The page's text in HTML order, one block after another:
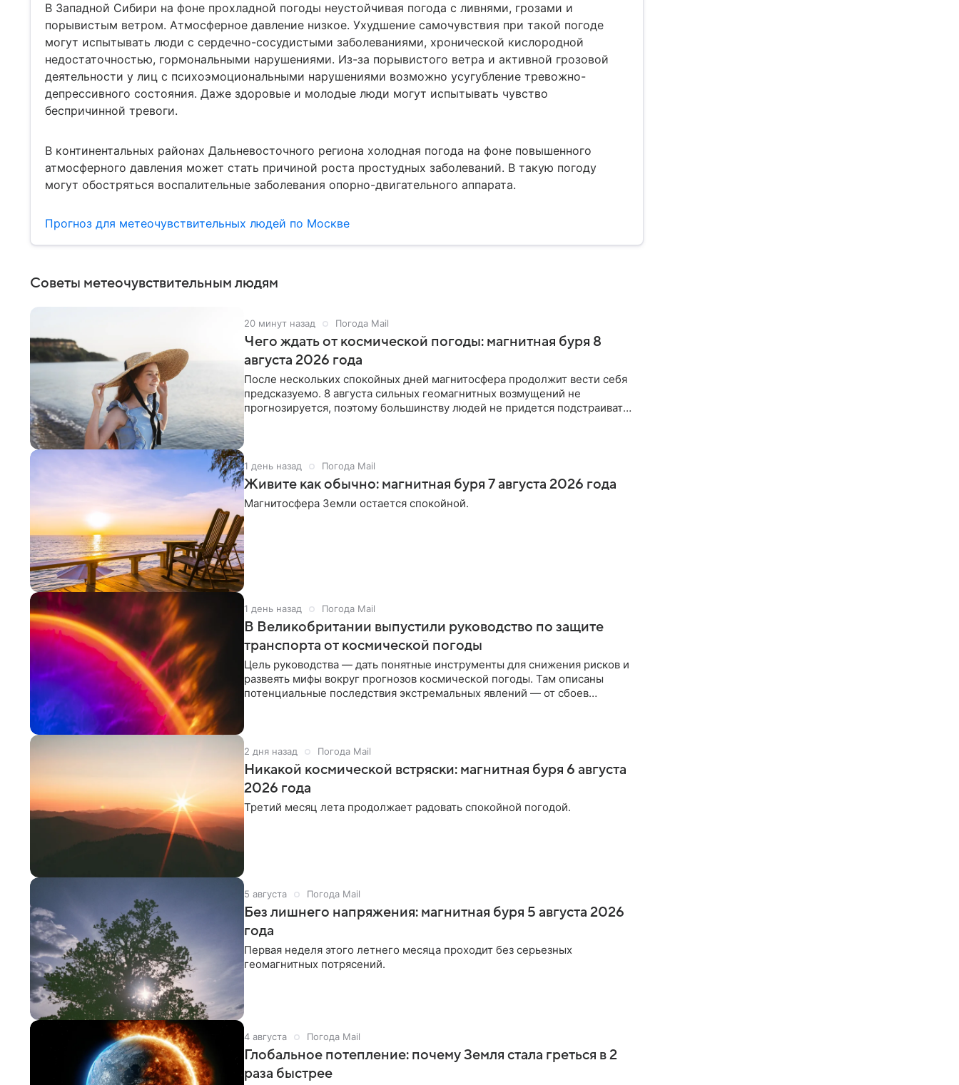
В Западной Сибири на фоне прохладной погоды неустойчивая погода с ливнями, грозами и
порывистым ветром. Атмосферное давление низкое. Ухудшение самочувствия при такой погоде
могут испытывать люди с сердечно-сосудистыми заболеваниями, хронической кислородной
недостаточностью, гормональными нарушениями. Из-за порывистого ветра и активной грозовой
деятельности у лиц с психоэмоциональными нарушениями возможно усугубление тревожно-
депрессивного состояния. Даже здоровые и молодые люди могут испытывать чувство
беспричинной тревоги.
В континентальных районах Дальневосточного региона холодная погода на фоне повышенного
атмосферного давления может стать причиной роста простудных заболеваний. В такую погоду
могут обостряться воспалительные заболевания опорно-двигательного аппарата.
Прогноз для метеочувствительных людей по Москве
Советы метеочувствительным людям
20 минут назад Погода Mail
Чего ждать от космической погоды: магнитная буря 8
августа 2026 года
После нескольких спокойных дней магнитосфера продолжит вести себя
предсказуемо. 8 августа сильных геомагнитных возмущений не
прогнозируется, поэтому большинству людей не придется подстраивать
1 день назад Погода Mail
Живите как обычно: магнитная буря 7 августа 2026 года
Магнитосфера Земли остается спокойной.
1 день назад Погода Mail
В Великобритании выпустили руководство по защите
транспорта от космической погоды
Цель руководства — дать понятные инструменты для снижения рисков и
развеять мифы вокруг прогнозов космической погоды. Там описаны
потенциальные последствия экстремальных явлений — от сбоев
2 дня назад Погода Mail
Никакой космической встряски: магнитная буря 6 августа
2026 года
Третий месяц лета продолжает радовать спокойной погодой.
5 августа Погода Mail
Без лишнего напряжения: магнитная буря 5 августа 2026
года
Первая неделя этого летнего месяца проходит без серьезных
геомагнитных потрясений.
4 августа Погода Mail
Глобальное потепление: почему Земля стала греться в 2
раза быстрее